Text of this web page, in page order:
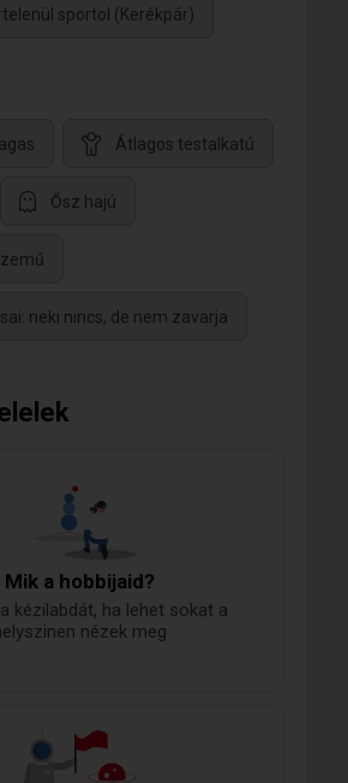
sportol (Kerékpár)
Átlagos testalkatú
Ősz hajú
neki nincs, de nem zavarja
Mik a hobbijaid?
kézilabdát, ha lehet sokat a
nézek meg